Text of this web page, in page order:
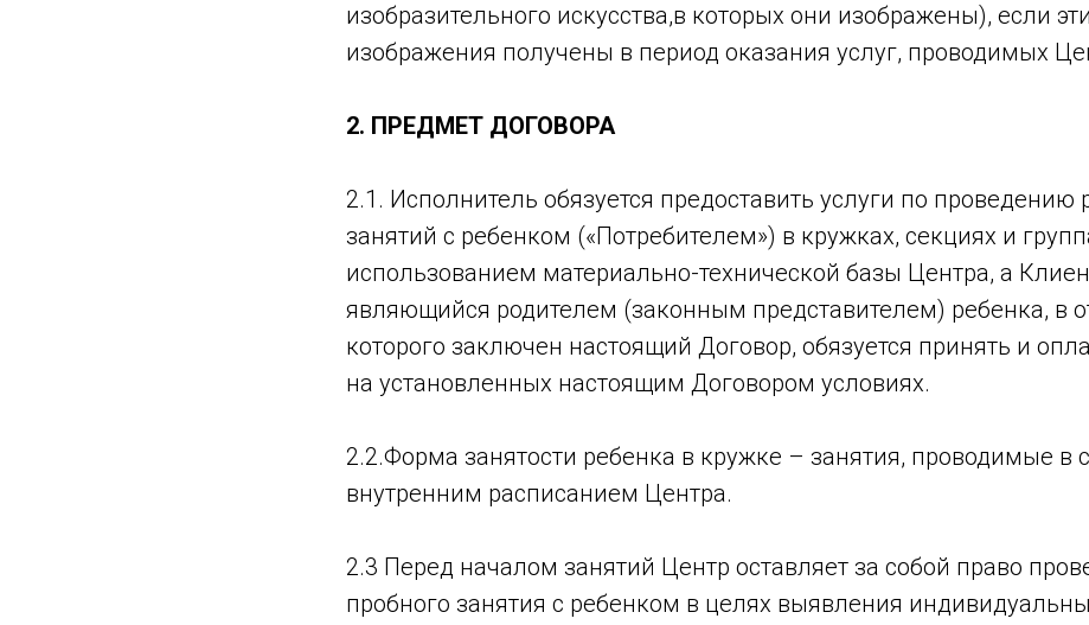
изобразительного искусства,в которых они изображены), если эти
изображения получены в период оказания услуг, проводимых
2. ПРЕДМЕТ ДОГОВОРА
2.1. Исполнитель обязуется предоставить услуги по
занятий с ребенком («Потребителем») в кружках, секциях и
использованием материально-технической базы Центра, а
являющийся родителем (законным представителем) ребенка, в
которого заключен настоящий Договор, обязуется принять и
на установленных настоящим Договором условиях.
2.2.Форма занятости ребенка в кружке – занятия, проводимые в
внутренним расписанием Центра.
2.3 Перед началом занятий Центр оставляет за собой право
пробного занятия с ребенком в целях выявления